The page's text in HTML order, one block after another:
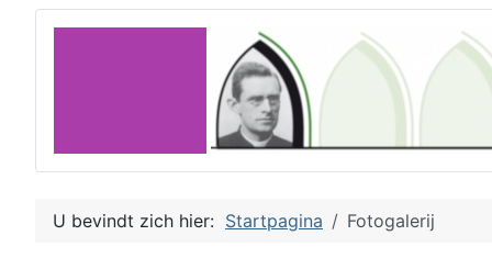
U bevindt zich hier: Startpagina Fotogalerij